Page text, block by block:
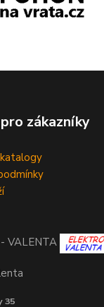
zákazníky
VALENTA
35